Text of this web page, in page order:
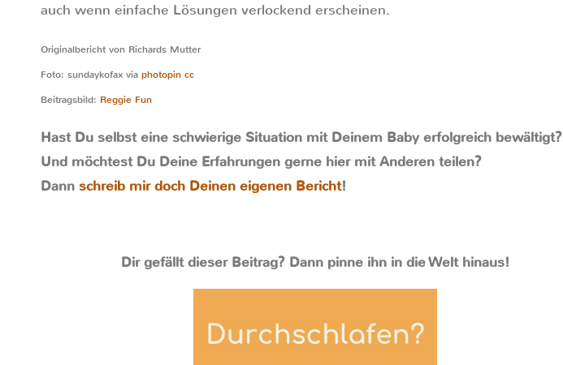
auch wenn einfache Lösungen verlockend erscheinen.
Originalbericht von Richards Mutter
Foto: sundaykofax via photopin cc
Beitragsbild: Reggie Fun
Hast Du selbst eine schwierige Situation mit Deinem Baby erfolgreich bewältigt?
Und möchtest Du Deine Erfahrungen gerne hier mit Anderen teilen?
Dann schreib mir doch Deinen eigenen Bericht!
Dir gefällt dieser Beitrag? Dann pinne ihn in die Welt hinaus!